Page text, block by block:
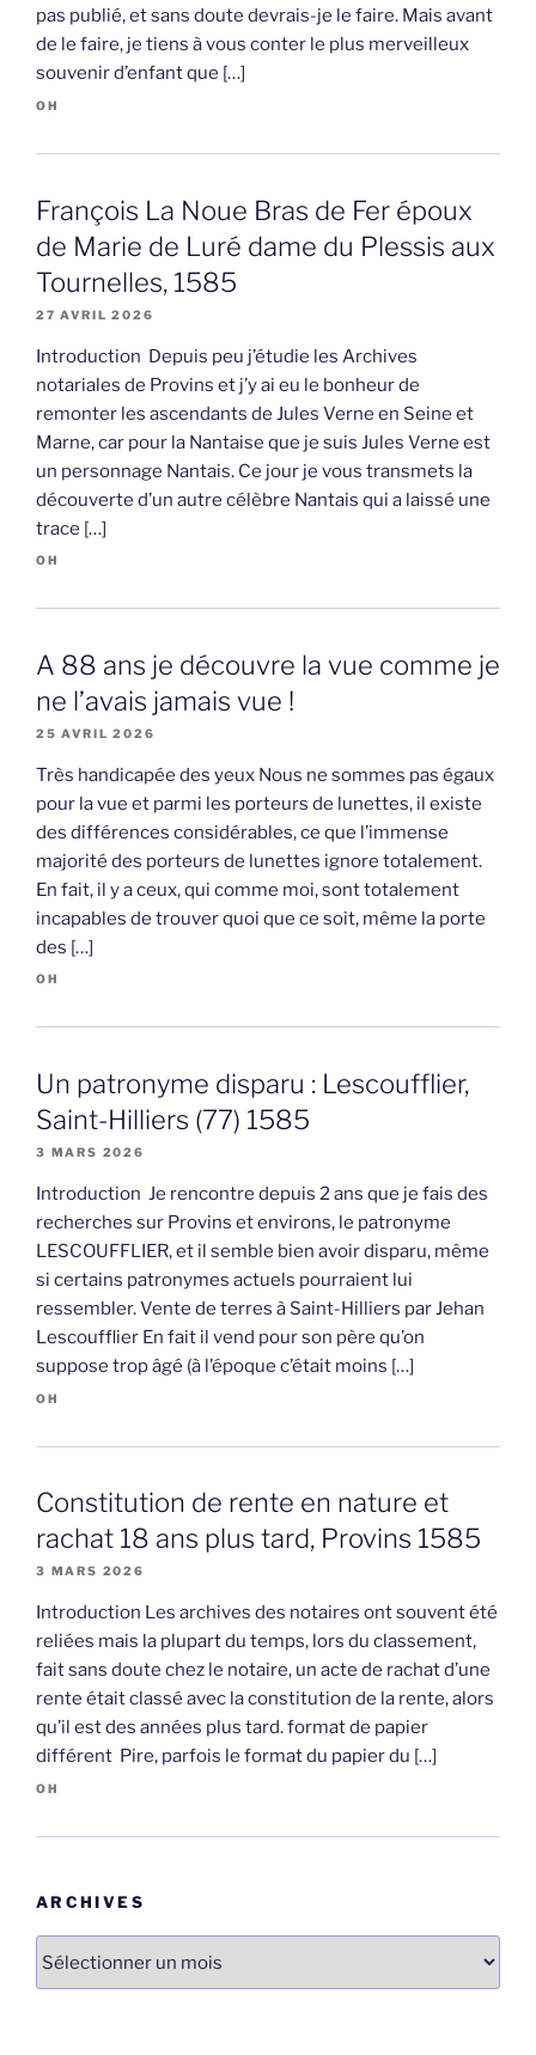
pas publié, et sans doute devrais-je le faire. Mais avant
de le faire, je tiens à vous conter le plus merveilleux
souvenir d’enfant que […]
OH
François La Noue Bras de Fer époux
de Marie de Luré dame du Plessis aux
Tournelles, 1585
27 AVRIL 2026
Introduction Depuis peu j’étudie les Archives
notariales de Provins et j’y ai eu le bonheur de
remonter les ascendants de Jules Verne en Seine et
Marne, car pour la Nantaise que je suis Jules Verne est
un personnage Nantais. Ce jour je vous transmets la
découverte d’un autre célèbre Nantais qui a laissé une
trace […]
OH
A 88 ans je découvre la vue comme je
ne l’avais jamais vue !
25 AVRIL 2026
Très handicapée des yeux Nous ne sommes pas égaux
pour la vue et parmi les porteurs de lunettes, il existe
des différences considérables, ce que l’immense
majorité des porteurs de lunettes ignore totalement.
En fait, il y a ceux, qui comme moi, sont totalement
incapables de trouver quoi que ce soit, même la porte
des […]
OH
Un patronyme disparu : Lescoufflier,
Saint-Hilliers (77) 1585
3 MARS 2026
Introduction Je rencontre depuis 2 ans que je fais des
recherches sur Provins et environs, le patronyme
LESCOUFFLIER, et il semble bien avoir disparu, même
si certains patronymes actuels pourraient lui
ressembler. Vente de terres à Saint-Hilliers par Jehan
Lescoufflier En fait il vend pour son père qu’on
suppose trop âgé (à l’époque c’était moins […]
OH
Constitution de rente en nature et
rachat 18 ans plus tard, Provins 1585
3 MARS 2026
Introduction Les archives des notaires ont souvent été
reliées mais la plupart du temps, lors du classement,
fait sans doute chez le notaire, un acte de rachat d’une
rente était classé avec la constitution de la rente, alors
qu’il est des années plus tard. format de papier
différent Pire, parfois le format du papier du […]
OH
ARCHIVES